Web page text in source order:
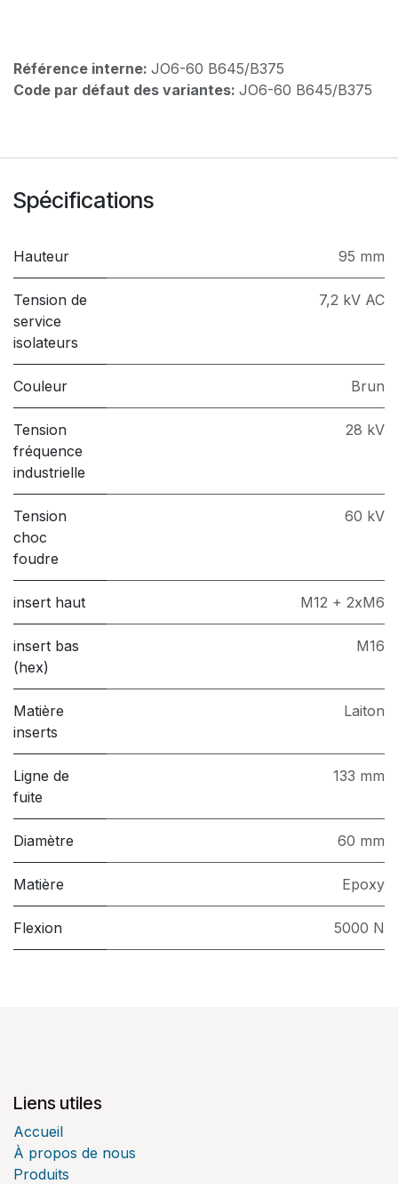
Référence interne: JO6-60 B645/B375
Code par défaut des variantes: JO6-60 B645/B375
Spécifications
Hauteur 95 mm
Tension de
service
isolateurs
7,2 kV AC
Couleur Brun
Tension
fréquence
industrielle
28 kV
Tension
choc
foudre
60 kV
insert haut M12 + 2xM6
insert bas
(hex)
M16
Matière
inserts
Laiton
Ligne de
fuite
133 mm
Diamètre 60 mm
Matière Epoxy
Flexion 5000 N
Liens utiles
Accueil
À propos de nous
Produits